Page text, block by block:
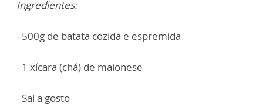
Ingredientes:
- 500g de batata cozida e espremida
- 1 xícara (chá) de maionese
- Sal a gosto